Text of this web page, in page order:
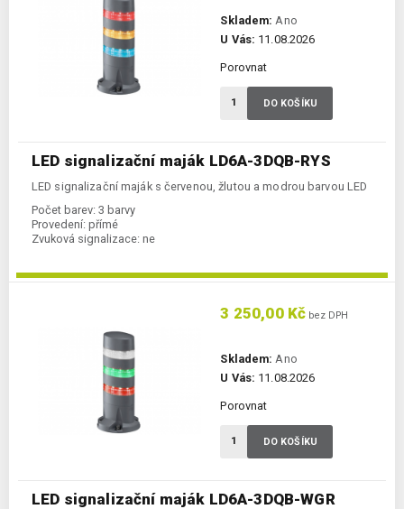
LED signalizační maják LD6A-3DQB-RYS
LED signalizační maják s červenou, žlutou a modrou barvou LED
Počet barev: 3 barvy
Provedení: přímé
Zvuková signalizace: ne
Skladem: Ano
U Vás: 11.08.2026
Porovnat
DO KOŠÍKU
LED signalizační maják LD6A-3DQB-WGR
3 250,00 Kč bez DPH
Skladem: Ano
U Vás: 11.08.2026
Porovnat
DO KOŠÍKU